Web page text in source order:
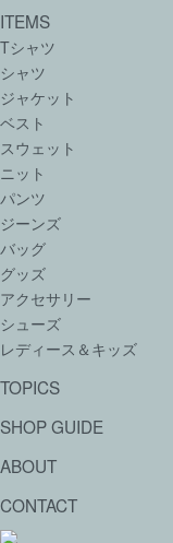
ITEMS
Tシャツ
シャツ
ジャケット
ベスト
スウェット
ニット
パンツ
ジーンズ
バッグ
グッズ
アクセサリー
シューズ
レディース＆キッズ
TOPICS
SHOP GUIDE
ABOUT
CONTACT